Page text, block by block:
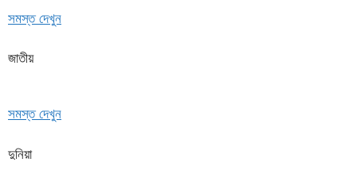
সমস্ত দেখুন
জাতীয়
সমস্ত দেখুন
দুনিয়া